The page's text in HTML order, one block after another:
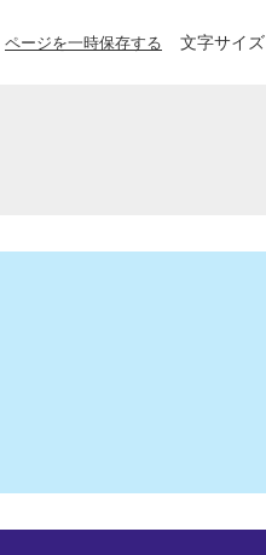
ページを一時保存する 文字サイズ